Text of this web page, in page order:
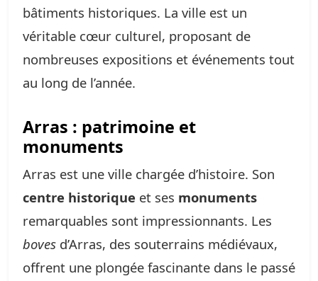
bâtiments historiques. La ville est un
véritable cœur culturel, proposant de
nombreuses expositions et événements tout
au long de l’année.
Arras : patrimoine et
monuments
Arras est une ville chargée d’histoire. Son
centre historique et ses monuments
remarquables sont impressionnants. Les
boves d’Arras, des souterrains médiévaux,
offrent une plongée fascinante dans le passé